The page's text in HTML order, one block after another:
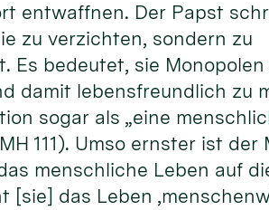
entwaffnen. Der Papst
zu verzichten, sondern zu
Es bedeutet, sie Monopolen
damit lebensfreundlich zu
sogar als „eine
111). Umso ernster ist der
menschliche Leben auf
das Leben